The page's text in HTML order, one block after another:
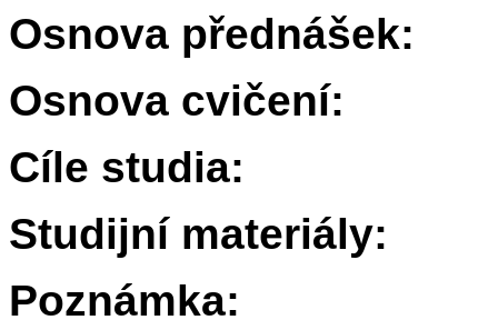
Osnova přednášek:
Osnova cvičení:
Cíle studia:
Studijní materiály:
Poznámka: